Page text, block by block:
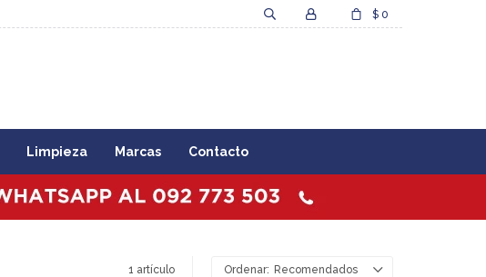
Limpieza Marcas Contacto
$ 0
1 artículo Recomendados